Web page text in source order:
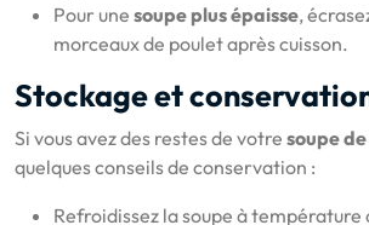
Pour une soupe plus épaisse,
morceaux de poulet après cuisson.
Stockage et
Si vous avez des restes de votre soupe
quelques conseils de conservation :
Refroidissez la soupe à température